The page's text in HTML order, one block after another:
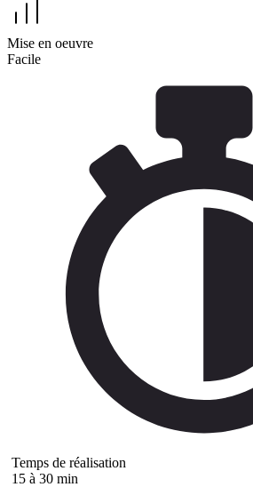
Mise en oeuvre
Facile
Temps de réalisation
15 à 30 min